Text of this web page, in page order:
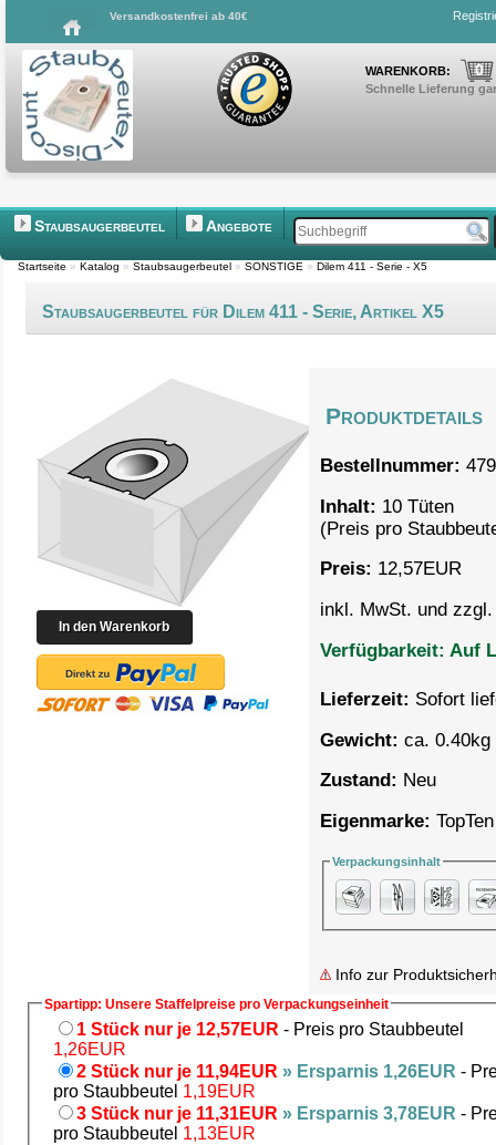
Versandkostenfrei ab 40€
WARENKORB: 0
Schnelle Lieferung
Staubsaugerbeutel Angebote
Startseite » Katalog » Staubsaugerbeutel » SONSTIGE » Dilem 411 - Serie - X5
Staubsaugerbeutel für Dilem 411 - Serie, Artikel X5
Produktdetails
Bestellnummer:
Inhalt: 10 Tüten
(Preis pro
Preis: 12,57EUR
inkl. MwSt. und
Verfügbarkeit: Auf
Lieferzeit: Sofort
Gewicht: ca. 0.40kg
Zustand: Neu
Eigenmarke: TopTen
Verpackungsinhalt
Info zur
Spartipp: Unsere Staffelpreise pro Verpackungseinheit
1 Stück nur je 12,57EUR - Preis pro Staubbeutel
1,26EUR
2 Stück nur je 11,94EUR » Ersparnis 1,26EUR -
pro Staubbeutel 1,19EUR
3 Stück nur je 11,31EUR » Ersparnis 3,78EUR -
pro Staubbeutel 1,13EUR